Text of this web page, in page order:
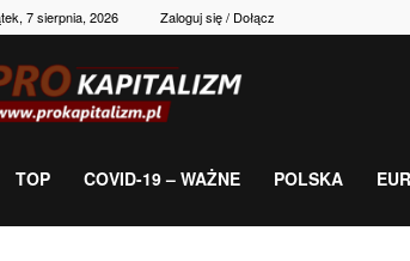
7 sierpnia, 2026 Zaloguj się / Dołącz
gospodarka,
TOP COVID-19 – WAŻNE POLSKA